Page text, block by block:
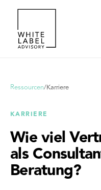
Ressourcen/Karriere
KARRIERE
Wie viel
als
Beratung?